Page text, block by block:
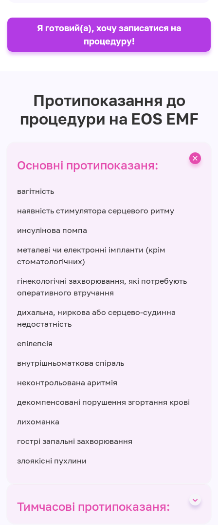
Я готовий(а), хочу записатися на
процедуру!
Протипоказання до
процедури на EOS EMF
Основні протипоказаня:
вагітність
наявність стимулятора серцевого ритму
инсулінова помпа
металеві чи електронні імпланти (крім
стоматологічних)
гінекологічні захворювання, які потребують
оперативного втручання
дихальна, ниркова або серцево-судинна
недостатність
епілепсія
внутрішньоматкова спіраль
неконтрольована аритмія
декомпенсовані порушення згортання крові
лихоманка
гострі запальні захворювання
злоякісні пухлини
Тимчасові протипоказаня: